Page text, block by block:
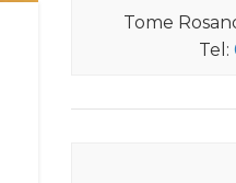
Nasleđe
Tome
Tel: